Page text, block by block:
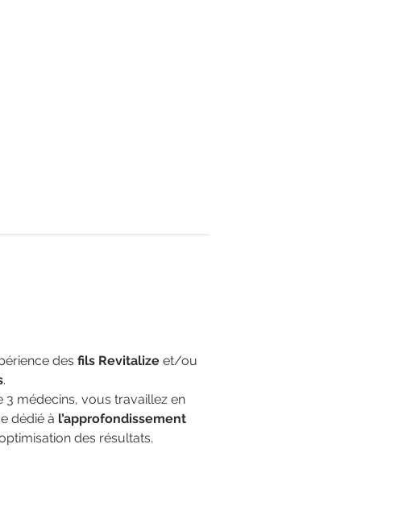
des fils Revitalize et/ou
.
médecins, vous travaillez en
dédié à l’approfondissement
des résultats.